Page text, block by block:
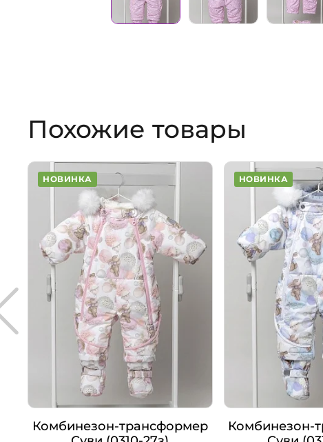
Похожие товары
НОВИНКА
Комбинезон-трансформер
НОВИНКА
Комбинезон-